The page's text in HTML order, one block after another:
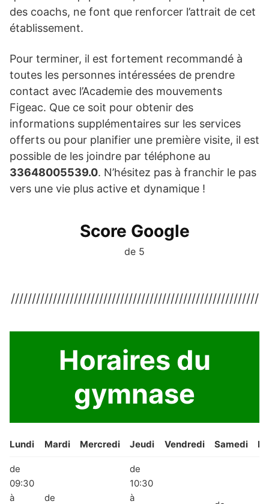
des coachs, ne font que renforcer l’attrait de cet
établissement.
Pour terminer, il est fortement recommandé à
toutes les personnes intéressées de prendre
contact avec l’Academie des mouvements
Figeac. Que ce soit pour obtenir des
informations supplémentaires sur les services
offerts ou pour planifier une première visite, il est
possible de les joindre par téléphone au
33648005539.0. N’hésitez pas à franchir le pas
vers une vie plus active et dynamique !
Score Google
de 5
///////////////////////////////////////////////////////////
Horaires du
gymnase
Lundi Mardi Mercredi Jeudi Vendredi Samedi
de
09:30
à
de
de
10:30
à